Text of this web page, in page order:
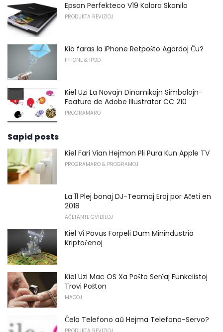
Epson Perfekteco V19 Kolora Skanilo
PRODUKTA REVIZIOJ
Kio faras la iPhone Retpoŝto Agordoj Ĉu?
IPHONE & IPOD
Kiel Uzi La Novajn Dinamikajn Simbolojn-
Feature de Adobe Illustrator CC 210
PROGRAMARO
Sapid posts
Kiel Fari Vian Hejmon Pli Pura Kun Apple TV
PROGRAMARO & PROGRAMOJ
La 11 Plej bonaj DJ-Teamaj Eroj por Aĉeti en
2018
AĈETANTE GVIDILOJ
Kiel Vi Povus Forpeli Dum Minindustria
Kriptoĉenoj
Kiel Uzi Mac OS Xa Poŝto Serĉaj Funkciistoj
Trovi Poŝton
MACOJ
Ĉela Telefono aŭ Hejma Telefono-Servo?